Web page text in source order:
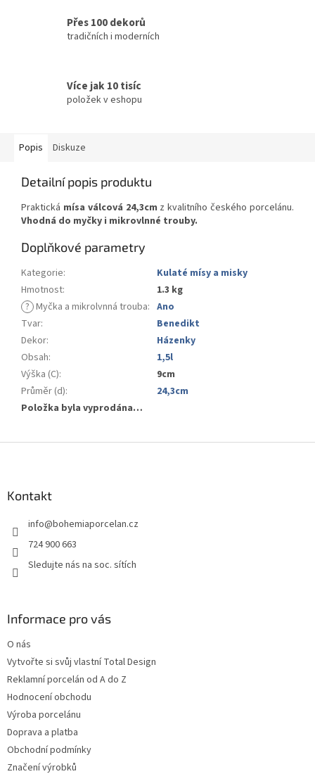
Přes 100 dekorů
tradičních i moderních
Více jak 10 tisíc
položek v eshopu
Popis Diskuze
Detailní popis produktu
Praktická mísa válcová 24,3cm z kvalitního českého porcelánu.
Vhodná do myčky i mikrovlnné trouby.
Doplňkové parametry
Kategorie:
Kulaté mísy a misky
Hmotnost:
1.3 kg
? Myčka a mikrolvnná trouba: Ano
Tvar:
Benedikt
Dekor:
Házenky
Obsah:
1,5l
Výška (C):
9cm
Průměr (d):
24,3cm
Položka byla vyprodána…
Kontakt
info@bohemiaporcelan.cz
724 900 663
Sledujte nás na soc. sítích
Informace pro vás
O nás
Vytvořte si svůj vlastní Total Design
Reklamní porcelán od A do Z
Hodnocení obchodu
Výroba porcelánu
Doprava a platba
Obchodní podmínky
Značení výrobků